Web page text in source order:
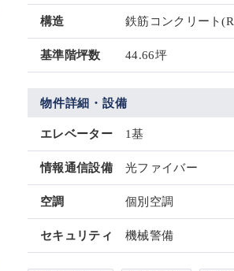
構造 鉄筋コンクリート
基準階坪数 44.66坪
物件詳細・設備
エレベーター 1基
情報通信設備 光ファイバー
空調 個別空調
セキュリティ 機械警備